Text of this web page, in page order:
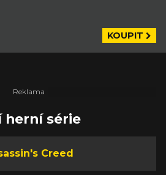
KOUPIT
herní série
Creed